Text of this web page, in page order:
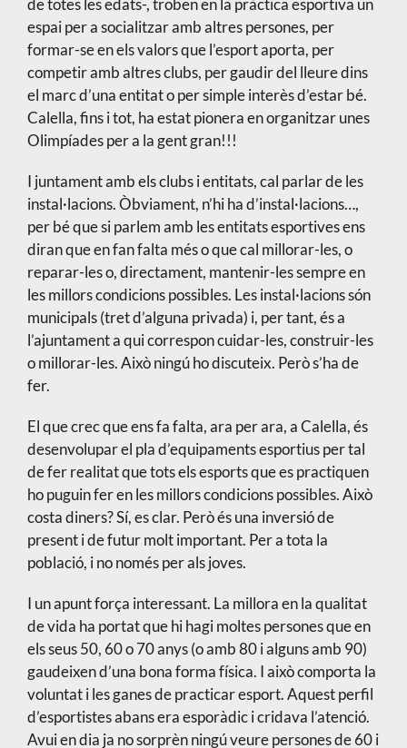
de totes les edats-, troben en la pràctica esportiva un
espai per a socialitzar amb altres persones, per
formar-se en els valors que l’esport aporta, per
competir amb altres clubs, per gaudir del lleure dins
el marc d’una entitat o per simple interès d’estar bé.
Calella, fins i tot, ha estat pionera en organitzar unes
Olimpíades per a la gent gran!!!
I juntament amb els clubs i entitats, cal parlar de les
instal·lacions. Òbviament, n’hi ha d’instal·lacions…,
per bé que si parlem amb les entitats esportives ens
diran que en fan falta més o que cal millorar-les, o
reparar-les o, directament, mantenir-les sempre en
les millors condicions possibles. Les instal·lacions són
municipals (tret d’alguna privada) i, per tant, és a
l’ajuntament a qui correspon cuidar-les, construir-les
o millorar-les. Això ningú ho discuteix. Però s’ha de
fer.
El que crec que ens fa falta, ara per ara, a Calella, és
desenvolupar el pla d’equipaments esportius per tal
de fer realitat que tots els esports que es practiquen
ho puguin fer en les millors condicions possibles. Això
costa diners? Sí, es clar. Però és una inversió de
present i de futur molt important. Per a tota la
població, i no només per als joves.
I un apunt força interessant. La millora en la qualitat
de vida ha portat que hi hagi moltes persones que en
els seus 50, 60 o 70 anys (o amb 80 i alguns amb 90)
gaudeixen d’una bona forma física. I això comporta la
voluntat i les ganes de practicar esport. Aquest perfil
d’esportistes abans era esporàdic i cridava l’atenció.
Avui en dia ja no sorprèn ningú veure persones de 60 i